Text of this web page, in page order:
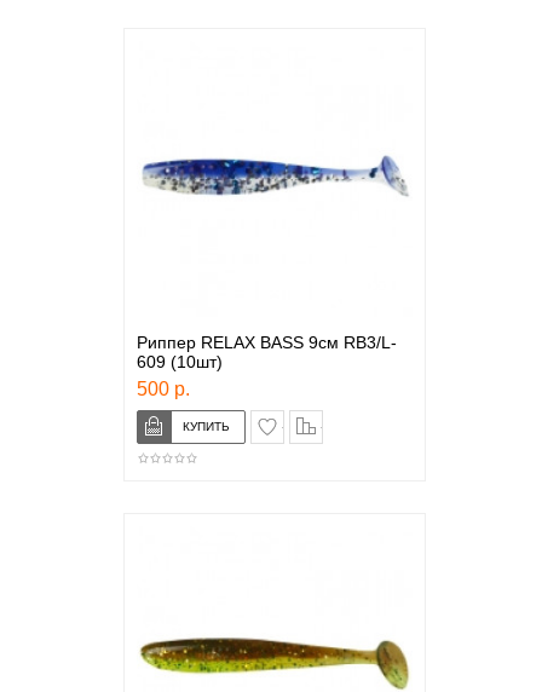
Риппер RELAX BASS 9см RB3/L-
609 (10шт)
500 р.
в закладки